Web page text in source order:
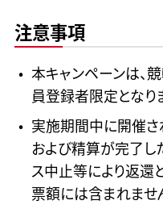
注意事項
本キャンペーンは、
員登録者限定となり
実施期間中に開催さ
および精算が完了し
ス中止等により返還
票額には含まれませ